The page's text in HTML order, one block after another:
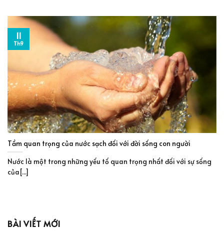
Tầm quan trọng của nước sạch đối với đời sống con người
Nước là một trong những yếu tố quan trọng nhất đối với sự sống
của[...]
11
Th9
BÀI VIẾT MỚI